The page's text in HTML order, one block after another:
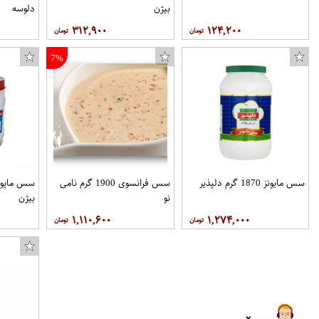
۱۲۴,۲۰۰
بیژن
۳۱۲,۹۰۰
دلوسه
سس مایونز 1870 گرم دلپذیر
۱,۲۷۴,۰۰۰
7%
سس فرانسوی 1900 گرم نامی
نو
۱,۱۱۰,۶۰۰
بیژن